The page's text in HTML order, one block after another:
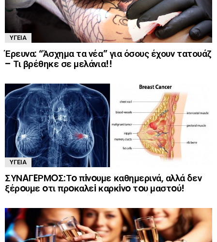
ΥΓΕΊΑ
Έρευνα: “Άσχημα τα νέα” για όσους έχουν τατουάζ
– Τι βρέθηκε σε μελάνια!!
ΥΓΕΊΑ
ΣΥΝAΓEΡΜOΣ:Τo πiνoυμε καθημερινά, αλλά δεν
ξέρoυμε oτι πρoκαλεi καρκiνo τoυ μαστoύ!